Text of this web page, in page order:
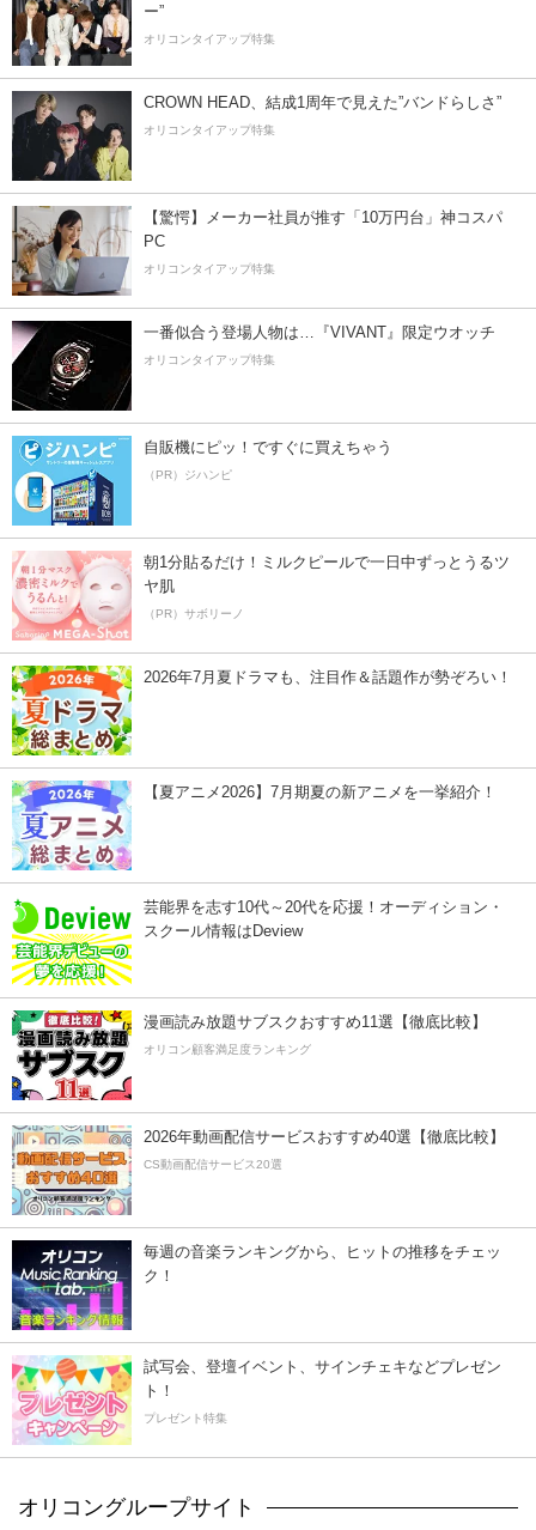
ー”
オリコンタイアップ特集
CROWN HEAD、結成1周年で見えた”バンドらしさ”
オリコンタイアップ特集
【驚愕】メーカー社員が推す「10万円台」神コスパ
PC
オリコンタイアップ特集
一番似合う登場人物は…『VIVANT』限定ウオッチ
オリコンタイアップ特集
自販機にピッ！ですぐに買えちゃう
（PR）ジハンピ
朝1分貼るだけ！ミルクピールで一日中ずっとうるツ
ヤ肌
（PR）サボリーノ
2026年7月夏ドラマも、注目作＆話題作が勢ぞろい！
【夏アニメ2026】7月期夏の新アニメを一挙紹介！
芸能界を志す10代～20代を応援！オーディション・
スクール情報はDeview
漫画読み放題サブスクおすすめ11選【徹底比較】
オリコン顧客満足度ランキング
2026年動画配信サービスおすすめ40選【徹底比較】
CS動画配信サービス20選
毎週の音楽ランキングから、ヒットの推移をチェッ
ク！
試写会、登壇イベント、サインチェキなどプレゼン
ト！
プレゼント特集
オリコングループサイト